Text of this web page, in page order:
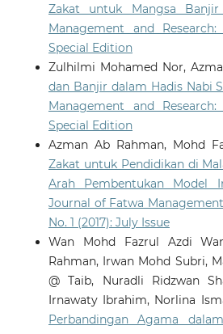
Zakat untuk Mangsa
Management and
Special Edition
Zulhilmi Mohamed Nor,
dan Banjir dalam Hadis Nabi
Management and
Special Edition
Azman Ab Rahman, Mohd
Zakat untuk Pendidikan di
Arah Pembentukan Model
Journal of Fatwa
No. 1 (2017): July Issue
Wan Mohd Fazrul Azdi
Rahman, Irwan Mohd Subri,
@ Taib, Nuradli Ridzwan
Irnawaty Ibrahim, Norlina
Perbandingan Agama